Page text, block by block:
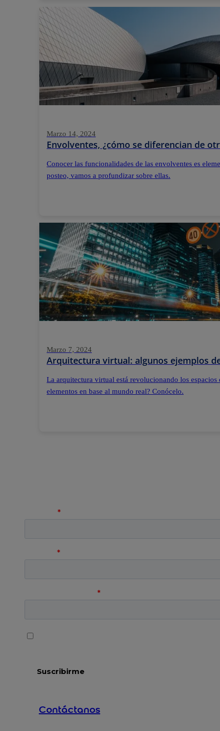
Marzo 14, 2024
Envolventes, ¿cómo se diferencian de
Conocer las funcionalidades de las envolventes es
posteo, vamos a profundizar sobre ellas.
Marzo 7, 2024
Arquitectura virtual: algunos ejemplos
La arquitectura virtual está revolucionando los espacios
elementos en base al mundo real? Conócelo.
Contáctanos